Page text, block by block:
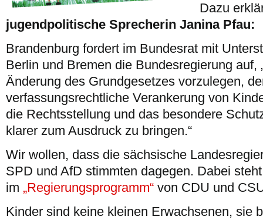
Dazu
jugendpolitische Sprecherin Janina Pfau:
Brandenburg fordert im Bundesrat mit
Berlin und Bremen die Bundesregierung auf,
Änderung des Grundgesetzes vorzulegen,
verfassungsrechtliche Verankerung von
die Rechtsstellung und das besondere
klarer zum Ausdruck zu bringen.“
Wir wollen, dass die sächsische
SPD und AfD stimmten dagegen. Dabei
im „Regierungsprogramm“ von CDU und
Kinder sind keine kleinen Erwachsenen, sie